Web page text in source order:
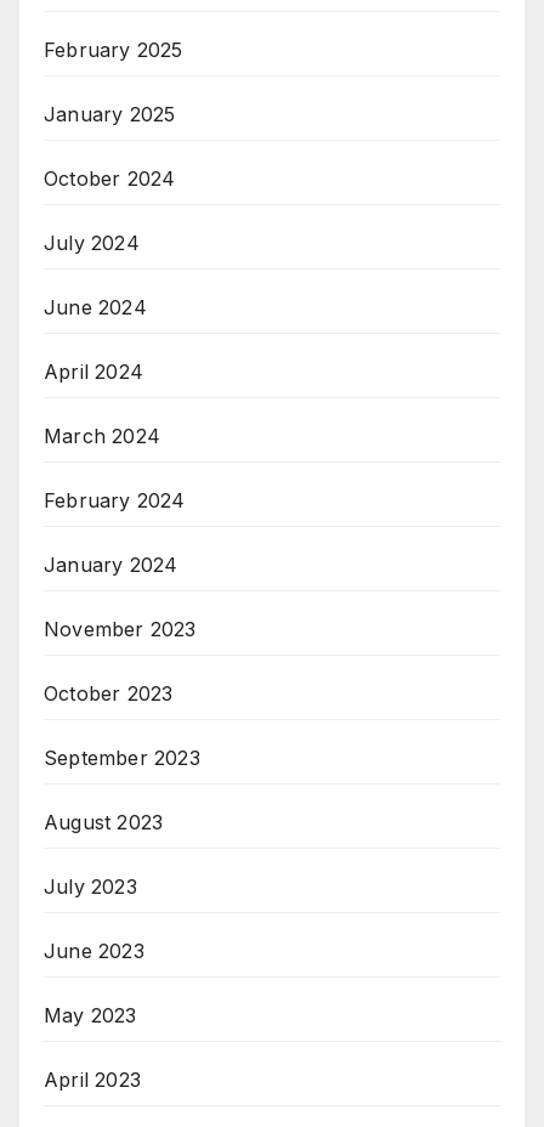
February 2025
January 2025
October 2024
July 2024
June 2024
April 2024
March 2024
February 2024
January 2024
November 2023
October 2023
September 2023
August 2023
July 2023
June 2023
May 2023
April 2023